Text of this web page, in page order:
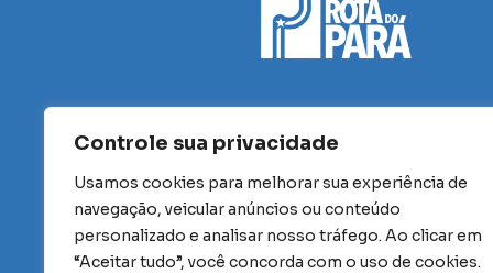
Controle sua privacidade
Usamos cookies para melhorar sua experiência de
navegação, veicular anúncios ou conteúdo
personalizado e analisar nosso tráfego. Ao clicar em
“Aceitar tudo”, você concorda com o uso de cookies.